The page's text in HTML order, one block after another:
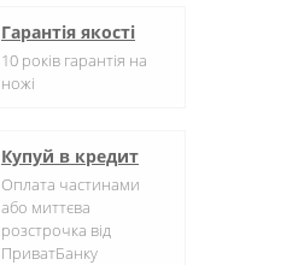
Гарантія якості
10 років гарантія на
ножі
Купуй в кредит
Оплата частинами
або миттєва
розстрочка від
ПриватБанку